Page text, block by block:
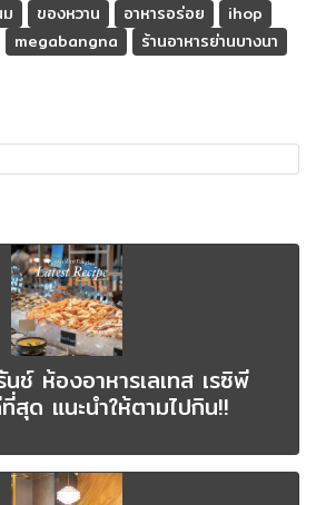
ของหวาน อาหารอร่อย
ihop
megabangna
ร้านอาหารย่านบางนา
ช์ ห้องอาหารเลเทส เรซิพี
ด แนะนำให้ตามไปกิน!!